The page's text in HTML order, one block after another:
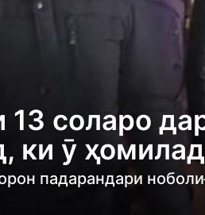
13 соларо
ки ӯ
падарандари